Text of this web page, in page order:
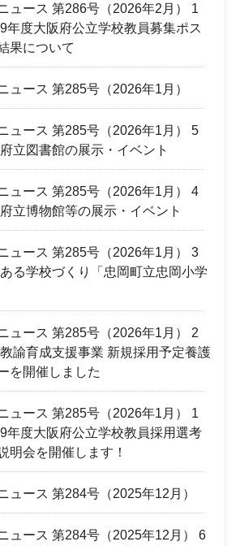
ュース 第286号（2026年2月） 1
年度大阪府公立学校教員募集ポス
果について
ュース 第285号（2026年1月）
ュース 第285号（2026年1月） 5
立図書館の展示・イベント
ュース 第285号（2026年1月） 4
立博物館等の展示・イベント
ュース 第285号（2026年1月） 3
る学校づくり「忠岡町立忠岡小学
ュース 第285号（2026年1月） 2
諭育成支援事業 新規採用予定養護
を開催しました
ュース 第285号（2026年1月） 1
年度大阪府公立学校教員採用選考
明会を開催します！
ュース 第284号（2025年12月）
ュース 第284号（2025年12月） 6